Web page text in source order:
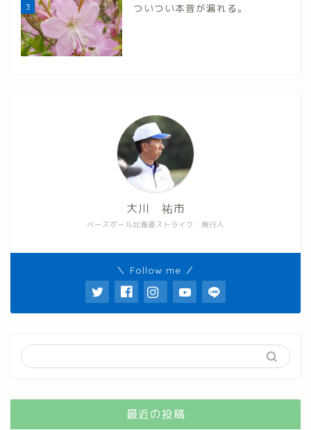
3 ついつい本音が漏れる。
ベースボール北海道ストライク 発行人
大川 祐市
＼ Follow me ／
最近の投稿